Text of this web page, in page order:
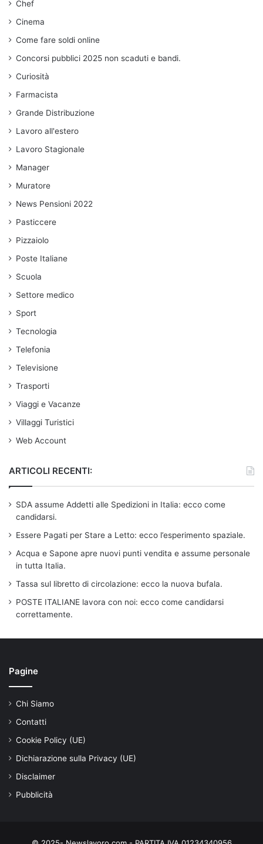
Chef
Cinema
Come fare soldi online
Concorsi pubblici 2025 non scaduti e bandi.
Curiosità
Farmacista
Grande Distribuzione
Lavoro all'estero
Lavoro Stagionale
Manager
Muratore
News Pensioni 2022
Pasticcere
Pizzaiolo
Poste Italiane
Scuola
Settore medico
Sport
Tecnologia
Telefonia
Televisione
Trasporti
Viaggi e Vacanze
Villaggi Turistici
Web Account
ARTICOLI RECENTI:
SDA assume Addetti alle Spedizioni in Italia: ecco come
candidarsi.
Essere Pagati per Stare a Letto: ecco l’esperimento spaziale.
Acqua e Sapone apre nuovi punti vendita e assume personale
in tutta Italia.
Tassa sul libretto di circolazione: ecco la nuova bufala.
POSTE ITALIANE lavora con noi: ecco come candidarsi
correttamente.
Pagine
Chi Siamo
Contatti
Cookie Policy (UE)
Dichiarazione sulla Privacy (UE)
Disclaimer
Pubblicità